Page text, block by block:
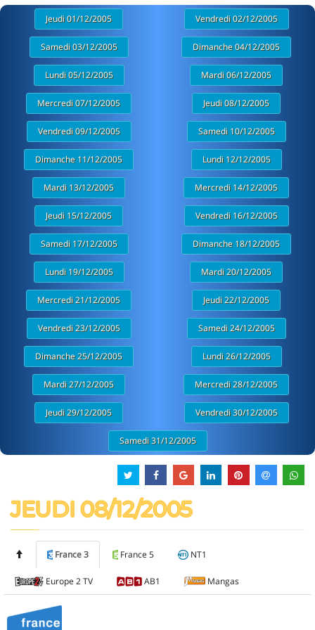
Jeudi 01/12/2005 Vendredi 02/12/2005
Samedi 03/12/2005 Dimanche 04/12/2005
Lundi 05/12/2005 Mardi 06/12/2005
Mercredi 07/12/2005 Jeudi 08/12/2005
Vendredi 09/12/2005 Samedi 10/12/2005
Dimanche 11/12/2005 Lundi 12/12/2005
Mardi 13/12/2005 Mercredi 14/12/2005
Jeudi 15/12/2005 Vendredi 16/12/2005
Samedi 17/12/2005 Dimanche 18/12/2005
Lundi 19/12/2005 Mardi 20/12/2005
Mercredi 21/12/2005 Jeudi 22/12/2005
Vendredi 23/12/2005 Samedi 24/12/2005
Dimanche 25/12/2005 Lundi 26/12/2005
Mardi 27/12/2005 Mercredi 28/12/2005
Jeudi 29/12/2005 Vendredi 30/12/2005
Samedi 31/12/2005
JEUDI 08/12/2005
France 3 France 5 NT1
Europe 2 TV AB1 Mangas